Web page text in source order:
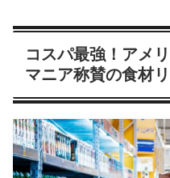
コスパ最強！アメ
マニア称賛の食材